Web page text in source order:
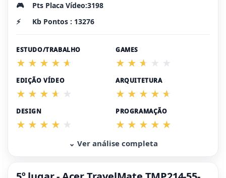
🎮
Pts Placa Vídeo:3198
⚡
Kb Pontos : 13276
ESTUDO/TRABALHO GAMES
EDIÇÃO VÍDEO ARQUITETURA
DESIGN PROGRAMAÇÃO
⌄ Ver análise completa